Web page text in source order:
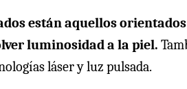
están aquellos
luminosidad a la piel.
láser y luz pulsada.